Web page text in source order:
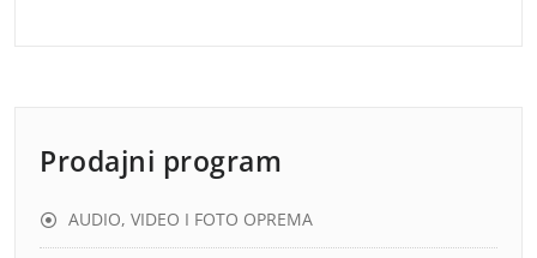
Prodajni program
AUDIO, VIDEO I FOTO OPREMA